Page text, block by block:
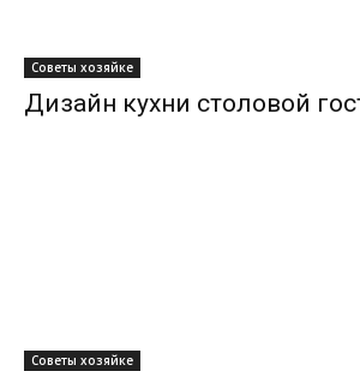
Советы хозяйке
Дизайн кухни столовой
Советы хозяйке